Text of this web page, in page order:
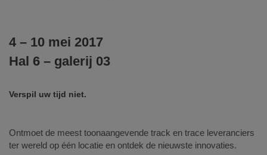
4 – 10 mei 2017
Hal 6 – galerij 03
Verspil uw tijd niet.
Ontmoet de meest toonaangevende track en trace leveranciers
ter wereld op één locatie en ontdek de nieuwste innovaties.